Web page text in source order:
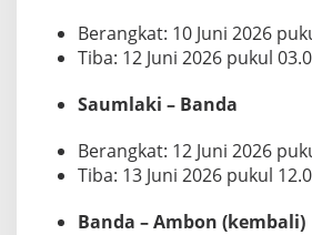
Berangkat: 10 Juni 2026
Tiba: 12 Juni 2026 pukul
Saumlaki – Banda
Berangkat: 12 Juni 2026
Tiba: 13 Juni 2026 pukul
Banda – Ambon (kembali)